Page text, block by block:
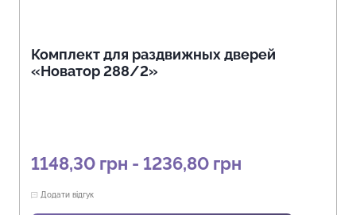
Комплект для раздвижных дверей
«Новатор 288/2»
1148,30 грн - 1236,80 грн
Додати відгук